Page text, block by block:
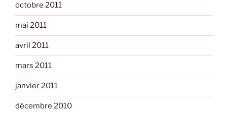
octobre 2011
mai 2011
avril 2011
mars 2011
janvier 2011
décembre 2010